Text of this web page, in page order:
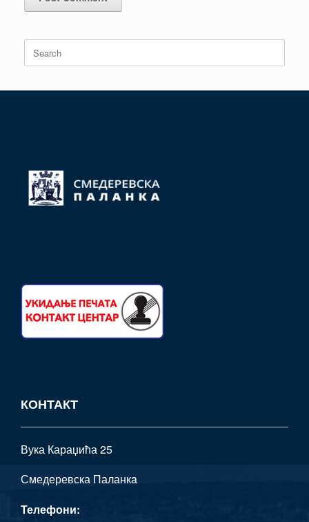
Search
for:
КОНТАКТ
Вука Караџића 25
Смедеревска Паланкa
Телефони: